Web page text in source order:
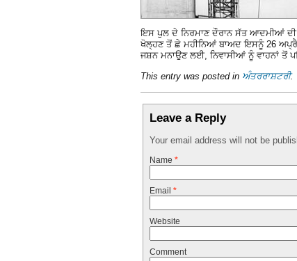
ਇਸ ਪੁਲ ਦੇ ਨਿਰਮਾਣ ਦੌਰਾਨ ਸੱਤ ਆਦਮੀਆਂ
ਖੋਲ੍ਹਣ ਤੋਂ ਛੇ ਮਹੀਨਿਆਂ ਬਾਅਦ ਇਸਨੂੰ 26
ਜਸ਼ਨ ਮਨਾਉਣ ਲਈ, ਨਿਵਾਸੀਆਂ ਨੂੰ ਵਾਹਨਾਂ ਤੋਂ
This entry was posted in ਅੰਤਰਰਾਸ਼ਟਰੀ.
Leave a Reply
Your email address will not be
Name *
Email *
Website
Comment